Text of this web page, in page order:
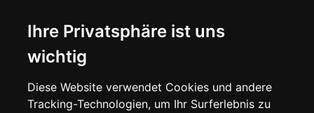
Ihre Privatsphäre ist uns
wichtig
Diese Website verwendet Cookies und andere
Tracking-Technologien, um Ihr Surferlebnis zu
ÜBER UNS
KONTAKTIEREN SIE UNS
ALLGEMEINE GESCHÄFTSBEDINGUNGEN
LIEFERINFORMATIONEN
DATENSCHUTZERKLÄRUNG
COOKIE-RICHTLINIE